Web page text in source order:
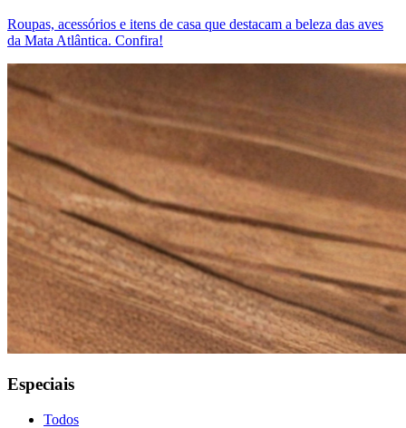
Roupas, acessórios e itens de casa que destacam a beleza das aves
da Mata Atlântica. Confira!
Especiais
Todos